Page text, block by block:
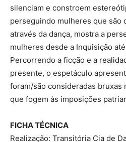
silenciam e constroem
perseguindo mulheres que são
através da dança, mostra a
mulheres desde a Inquisição
Percorrendo a ficção e a
presente, o espetáculo
foram/são consideradas bruxas
que fogem às imposições
FICHA TÉCNICA
Realização: Transitória Cia de